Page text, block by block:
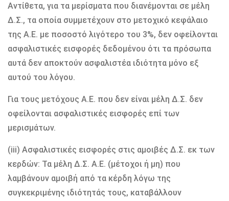
Αντίθετα, για τα μερίσματα που διανέμονται σε μέλη
Δ.Σ., τα οποία συμμετέχουν στο μετοχικό κεφάλαιο
της Α.Ε. με ποσοστό λιγότερο του 3%, δεν οφείλονται
ασφαλιστικές εισφορές δεδομένου ότι τα πρόσωπα
αυτά δεν αποκτούν ασφαλιστέα ιδιότητα μόνο εξ
αυτού του λόγου.
Για τους μετόχους Α.Ε. που δεν είναι μέλη Δ.Σ. δεν
οφείλονται ασφαλιστικές εισφορές επί των
μερισμάτων.
(iii) Ασφαλιστικές εισφορές στις αμοιβές Δ.Σ. εκ των
κερδών: Τα μέλη Δ.Σ. Α.Ε. (μέτοχοι ή μη) που
λαμβάνουν αμοιβή από τα κέρδη λόγω της
συγκεκριμένης ιδιότητάς τους, καταβάλλουν